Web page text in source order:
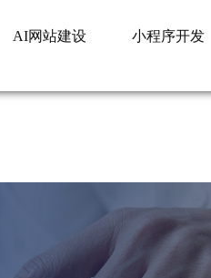
AI网站建设 小程序开发